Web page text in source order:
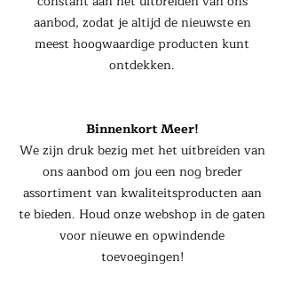
aanbod, zodat je altijd de nieuwste en
meest hoogwaardige producten kunt
ontdekken.
Binnenkort Meer!
We zijn druk bezig met het uitbreiden van
ons aanbod om jou een nog breder
assortiment van kwaliteitsproducten aan
te bieden. Houd onze webshop in de gaten
voor nieuwe en opwindende
toevoegingen!